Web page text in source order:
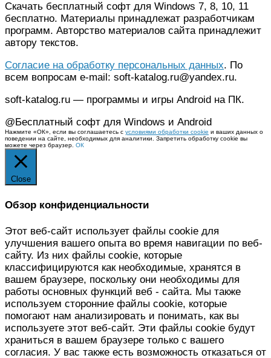
Скачать бесплатный софт для Windows 7, 8, 10, 11
бесплатно. Материалы принадлежат разработчикам
программ. Авторство материалов сайта принадлежит
автору текстов.
Согласие на обработку персональных данных. По
всем вопросам e-mail: soft-katalog.ru@yandex.ru.
soft-katalog.ru — программы и игры Android на ПК.
@Бесплатный софт для Windows и Android
Нажмите «ОК», если вы соглашаетесь с условиями обработки cookie и ваших данных о
поведении на сайте, необходимых для аналитики. Запретить обработку cookie вы
можете через браузер. ОК
Close
Обзор конфиденциальности
Этот веб-сайт использует файлы cookie для
улучшения вашего опыта во время навигации по веб-
сайту. Из них файлы cookie, которые
классифицируются как необходимые, хранятся в
вашем браузере, поскольку они необходимы для
работы основных функций веб - сайта. Мы также
используем сторонние файлы cookie, которые
помогают нам анализировать и понимать, как вы
используете этот веб-сайт. Эти файлы cookie будут
храниться в вашем браузере только с вашего
согласия. У вас также есть возможность отказаться от